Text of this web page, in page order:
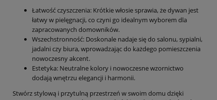
Łatwość czyszczenia: Krótkie włosie sprawia, że dywan jest
łatwy w pielęgnacji, co czyni go idealnym wyborem dla
zapracowanych domowników.
Wszechstronność: Doskonale nadaje się do salonu, sypialni,
jadalni czy biura, wprowadzając do każdego pomieszczenia
nowoczesny akcent.
Estetyka: Neutralne kolory i nowoczesne wzornictwo
dodają wnętrzu elegancji i harmonii.
Stwórz stylową i przytulną przestrzeń w swoim domu dzięki